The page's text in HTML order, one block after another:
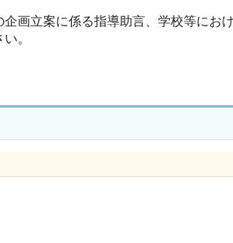
画立案に係る指導助言、学校等にお
。